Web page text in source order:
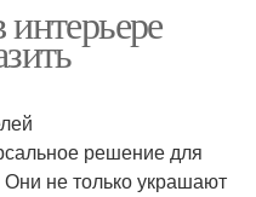
решение для
не только украшают